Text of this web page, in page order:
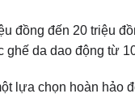
đồng đến 20 triệu
da dao động từ
lựa chọn hoàn hảo